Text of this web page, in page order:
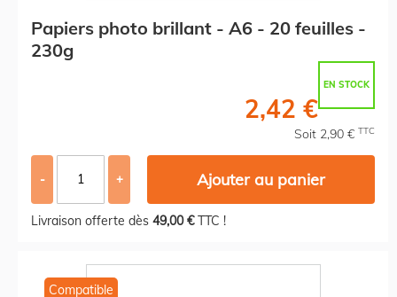
Papiers photo brillant - A6 - 20 feuilles -
230g
EN STOCK
2,42 €
Soit 2,90 € TTC
- + Ajouter au panier
Livraison offerte dès 49,00 €TTC !
Compatible